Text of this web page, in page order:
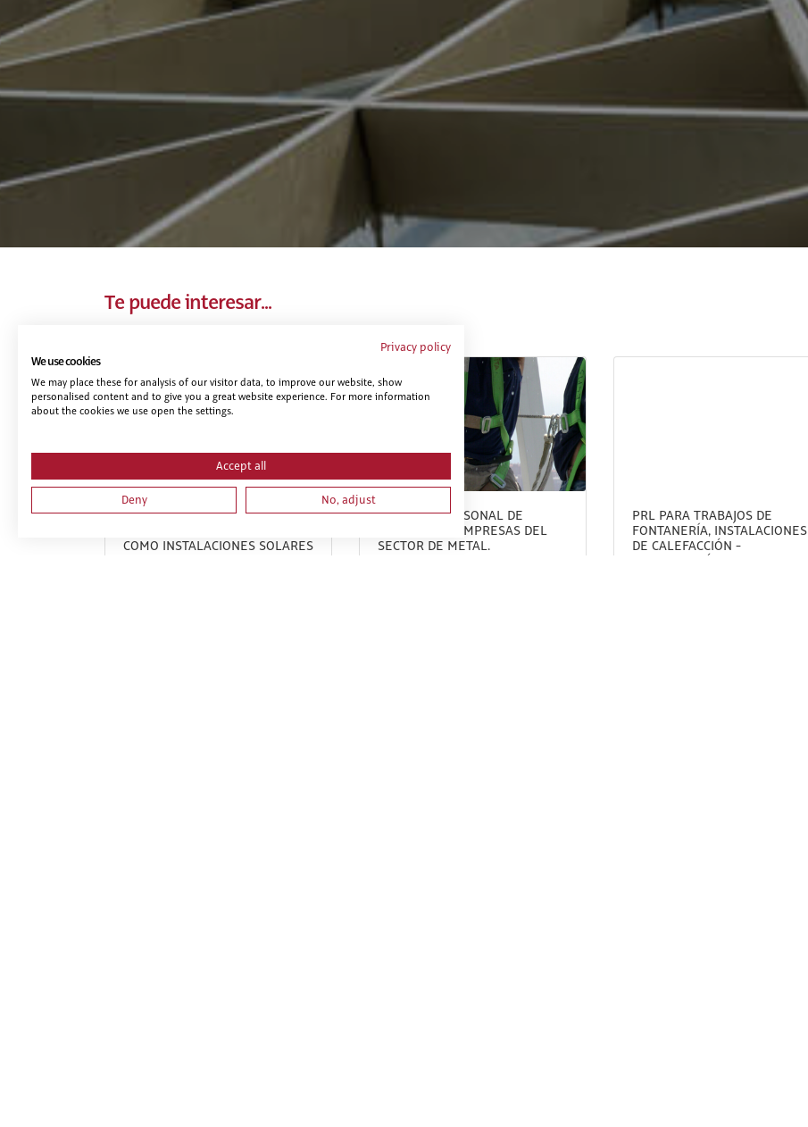
Te puede interesar...
PRL PARA TRABAJOS DE OTRO
COMO INSTALACIONES SOLARES
PRL PARA PERSONAL DE
OFICINAS DE EMPRESAS DEL
SECTOR DE METAL.
PRL PARA TRABAJOS DE
FONTANERÍA, INSTALACIONES
DE CALEFACCIÓN -
Privacy policy
We use cookies
We may place these for analysis of our visitor data, to improve our website, show
personalised content and to give you a great website experience. For more information
about the cookies we use open the settings.
Accept all
Deny No, adjust